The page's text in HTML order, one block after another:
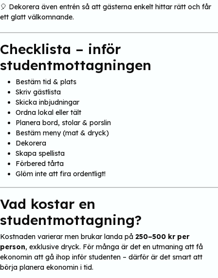
🎈 Dekorera även entrén så att gästerna enkelt hittar rätt och får
ett glatt välkomnande.
Checklista – inför
studentmottagningen
Bestäm tid & plats
Skriv gästlista
Skicka inbjudningar
Ordna lokal eller tält
Planera bord, stolar & porslin
Bestäm meny (mat & dryck)
Dekorera
Skapa spellista
Förbered tårta
Glöm inte att fira ordentligt!
Vad kostar en
studentmottagning?
Kostnaden varierar men brukar landa på 250–500 kr per
person, exklusive dryck. För många är det en utmaning att få
ekonomin att gå ihop inför studenten – därför är det smart att
börja planera ekonomin i tid.